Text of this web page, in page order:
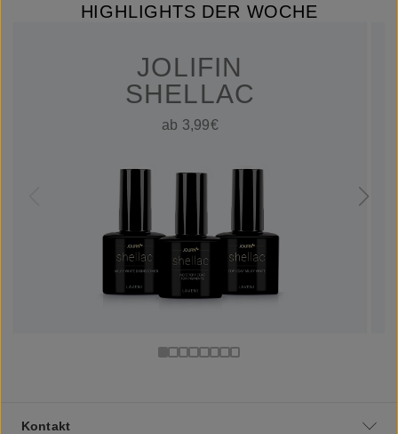
HIGHLIGHTS DER WOCHE
JOLIFIN
SHELLAC
ab 3,99€
Kontakt